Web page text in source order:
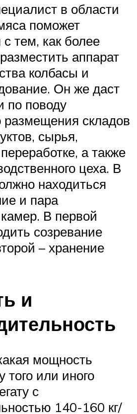
в области
поможет
тем, как более
аппарат
колбасы и
Он же даст
по поводу
размещения складов
сырья,
а также
цеха. В
находиться
и пара
В первой
созревание
– хранение
и
мощность
или иного
с
140-160 кг/